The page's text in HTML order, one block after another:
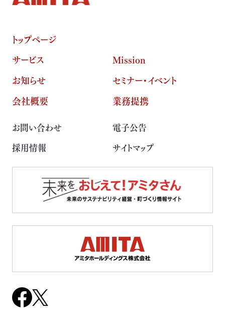
トップページ
サービス
Mission
お知らせ
セミナー・イベント
会社概要
業務提携
お問い合わせ
電子公告
採用情報
サイトマップ